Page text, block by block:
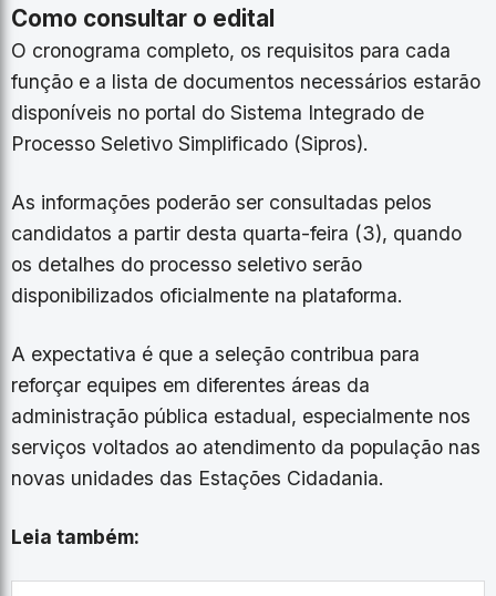
Como consultar o edital
O cronograma completo, os requisitos para cada
função e a lista de documentos necessários estarão
disponíveis no portal do Sistema Integrado de
Processo Seletivo Simplificado (Sipros).
As informações poderão ser consultadas pelos
candidatos a partir desta quarta-feira (3), quando
os detalhes do processo seletivo serão
disponibilizados oficialmente na plataforma.
A expectativa é que a seleção contribua para
reforçar equipes em diferentes áreas da
administração pública estadual, especialmente nos
serviços voltados ao atendimento da população nas
novas unidades das Estações Cidadania.
Leia também: